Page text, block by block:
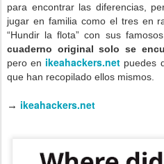
para encontrar las diferencias,
jugar en familia como el tres en
“Hundir la flota” con sus
cuaderno original solo se
pero en ikeahackers.net puedes
que han recopilado ellos mismos.
→ ikeahackers.net